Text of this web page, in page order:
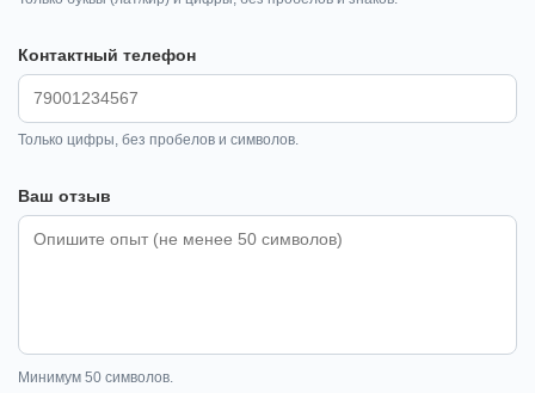
Контактный телефон
Только цифры, без пробелов и символов.
Ваш отзыв
Минимум 50 символов.